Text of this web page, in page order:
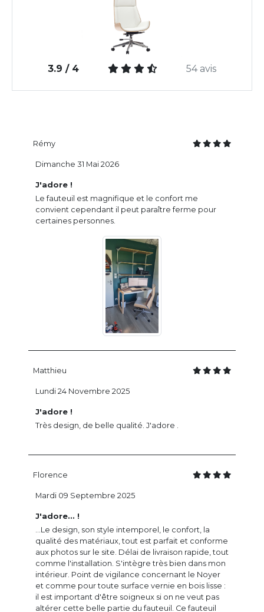
3.9 / 4 54 avis
Rémy
J'adore !
Le fauteuil est magnifique et le confort me
convient cependant il peut paraître ferme pour
certaines personnes.
Dimanche 31 Mai 2026
Matthieu
J'adore !
Très design, de belle qualité. J'adore .
Lundi 24 Novembre 2025
Florence
J'adore... !
...Le design, son style intemporel, le confort, la
qualité des matériaux, tout est parfait et conforme
aux photos sur le site. Délai de livraison rapide, tout
comme l'installation. S'intègre très bien dans mon
intérieur. Point de vigilance concernant le Noyer
et comme pour toute surface vernie en bois lisse :
il est important d'être soigneux si on ne veut pas
altérer cette belle partie du fauteuil. Ce fauteuil
Mardi 09 Septembre 2025